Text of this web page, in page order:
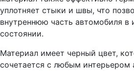
уплотняет стыки и швы, что
внутреннюю часть автомобиля в
состоянии.
Материал имеет черный цвет,
сочетается с любым интерьером